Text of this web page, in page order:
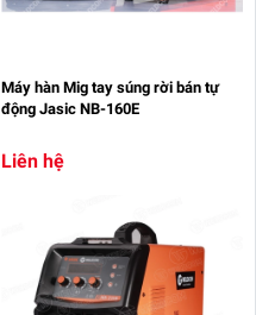
Máy hàn Mig tay súng rời bán tự
động Jasic NB-160E
Liên hệ